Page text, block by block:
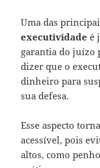
Uma das
executividade é
garantia do juízo
dizer que o
dinheiro para
sua defesa.
Esse aspecto
acessível, pois
altos, como